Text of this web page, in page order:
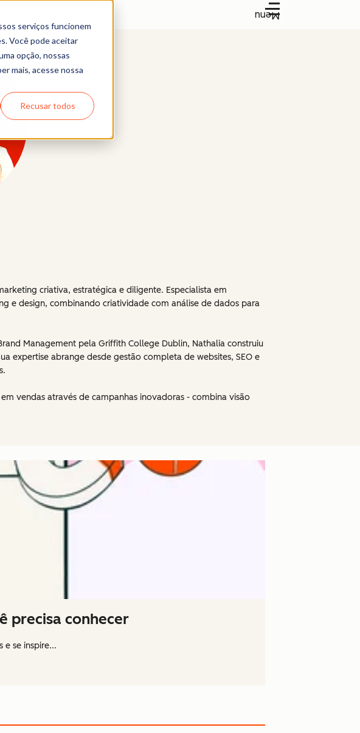
serviços funcionem
Você pode aceitar
opção, nossas
mais, acesse nossa
Recusar todos
Menu
criativa, estratégica e diligente. Especialista em
e design, combinando criatividade com análise de dados para
Management pela Griffith College Dublin, Nathalia construiu
expertise abrange desde gestão completa de websites, SEO e
vendas através de campanhas inovadoras - combina visão
precisa conhecer
e se inspire...